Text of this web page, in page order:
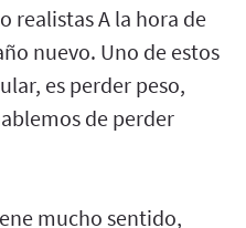
realistas A la hora de
nuevo. Uno de estos
es perder peso,
de perder
mucho sentido,